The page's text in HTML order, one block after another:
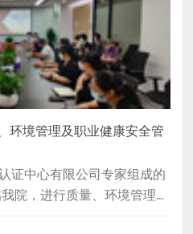
境友好型、文化包容
环境管理及职业健康安全管
证中心有限公司专家组成的
院，进行质量、环境管理、